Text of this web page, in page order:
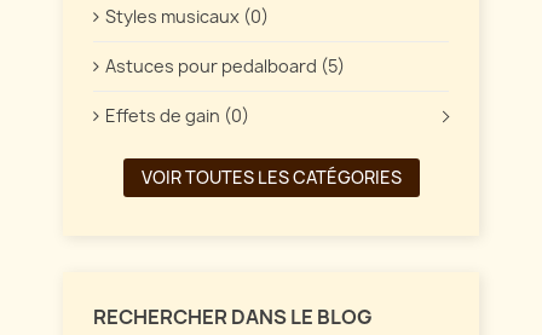
Styles musicaux (0)
Astuces pour pedalboard (5)
Effets de gain (0)
VOIR TOUTES LES CATÉGORIES
RECHERCHER DANS LE BLOG